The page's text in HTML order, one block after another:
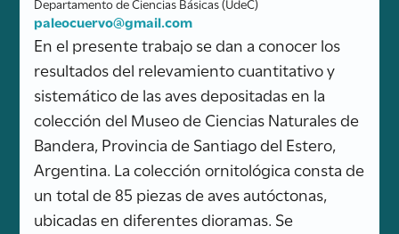
paleocuervo@gmail.com
En el presente trabajo se dan a conocer los
resultados del relevamiento cuantitativo y
sistemático de las aves depositadas en la
colección del Museo de Ciencias Naturales de
Bandera, Provincia de Santiago del Estero,
Argentina. La colección ornitológica consta de
un total de 85 piezas de aves autóctonas,
ubicadas en diferentes dioramas. Se